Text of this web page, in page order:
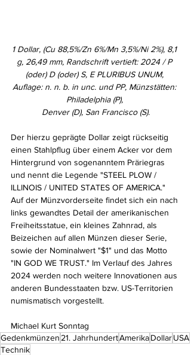
1 Dollar, (Cu 88,5%/Zn 6%/Mn 3,5%/Ni 2%), 8,1
g, 26,49 mm, Randschrift vertieft: 2024 / P
(oder) D (oder) S, E PLURIBUS UNUM,
Auflage: n. n. b. in unc. und PP, Münzstätten:
Philadelphia (P),
Denver (D), San Francisco (S).
Der hierzu geprägte Dollar zeigt rückseitig
einen Stahlpflug über einem Acker vor dem
Hintergrund von sogenanntem Präriegras
und nennt die Legende "STEEL PLOW /
ILLINOIS / UNITED STATES OF AMERICA."
Auf der Münzvorderseite findet sich ein nach
links gewandtes Detail der amerikanischen
Freiheitsstatue, ein kleines Zahnrad, als
Beizeichen auf allen Münzen dieser Serie,
sowie der Nominalwert "$1" und das Motto
"IN GOD WE TRUST." Im Verlauf des Jahres
2024 werden noch weitere Innovationen aus
anderen Bundesstaaten bzw. US-Territorien
numismatisch vorgestellt.
Michael Kurt Sonntag
Gedenkmünzen 21. JahrhundertAmerikaDollarUSA
Technik